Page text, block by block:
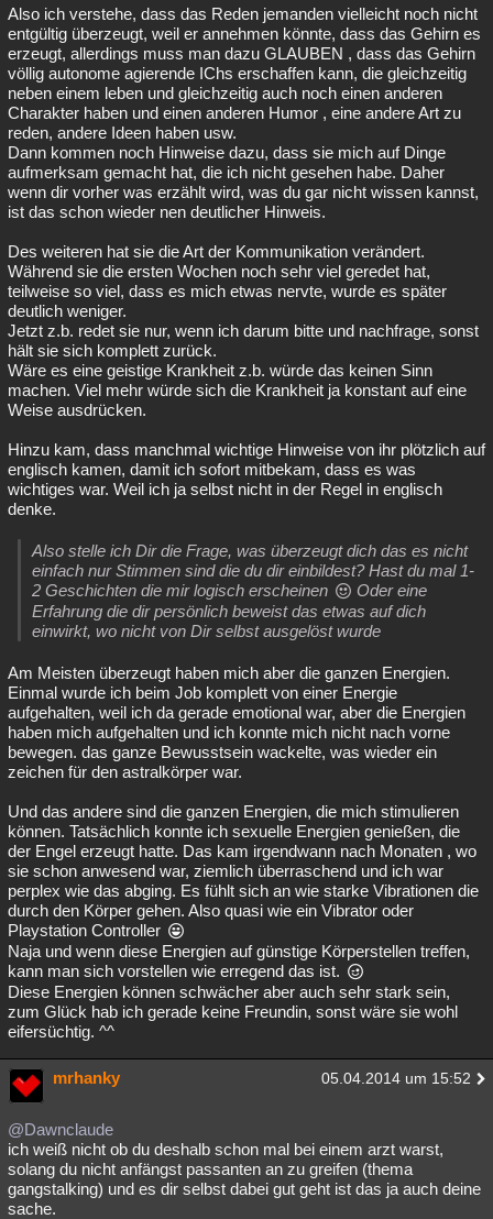
Also ich verstehe, dass das Reden jemanden vielleicht noch nicht
entgültig überzeugt, weil er annehmen könnte, dass das Gehirn es
erzeugt, allerdings muss man dazu GLAUBEN , dass das Gehirn
völlig autonome agierende IChs erschaffen kann, die gleichzeitig
neben einem leben und gleichzeitig auch noch einen anderen
Charakter haben und einen anderen Humor , eine andere Art zu
reden, andere Ideen haben usw.
Dann kommen noch Hinweise dazu, dass sie mich auf Dinge
aufmerksam gemacht hat, die ich nicht gesehen habe. Daher
wenn dir vorher was erzählt wird, was du gar nicht wissen kannst,
ist das schon wieder nen deutlicher Hinweis.
Des weiteren hat sie die Art der Kommunikation verändert.
Während sie die ersten Wochen noch sehr viel geredet hat,
teilweise so viel, dass es mich etwas nervte, wurde es später
deutlich weniger.
Jetzt z.b. redet sie nur, wenn ich darum bitte und nachfrage, sonst
hält sie sich komplett zurück.
Wäre es eine geistige Krankheit z.b. würde das keinen Sinn
machen. Viel mehr würde sich die Krankheit ja konstant auf eine
Weise ausdrücken.
Hinzu kam, dass manchmal wichtige Hinweise von ihr plötzlich auf
englisch kamen, damit ich sofort mitbekam, dass es was
wichtiges war. Weil ich ja selbst nicht in der Regel in englisch
denke.
Also stelle ich Dir die Frage, was überzeugt dich das es nicht
einfach nur Stimmen sind die du dir einbildest? Hast du mal 1-
2 Geschichten die mir logisch erscheinen
Oder eine
Erfahrung die dir persönlich beweist das etwas auf dich
einwirkt, wo nicht von Dir selbst ausgelöst wurde
Am Meisten überzeugt haben mich aber die ganzen Energien.
Einmal wurde ich beim Job komplett von einer Energie
aufgehalten, weil ich da gerade emotional war, aber die Energien
haben mich aufgehalten und ich konnte mich nicht nach vorne
bewegen. das ganze Bewusstsein wackelte, was wieder ein
zeichen für den astralkörper war.
Und das andere sind die ganzen Energien, die mich stimulieren
können. Tatsächlich konnte ich sexuelle Energien genießen, die
der Engel erzeugt hatte. Das kam irgendwann nach Monaten , wo
sie schon anwesend war, ziemlich überraschend und ich war
perplex wie das abging. Es fühlt sich an wie starke Vibrationen die
durch den Körper gehen. Also quasi wie ein Vibrator oder
Playstation Controller
Naja und wenn diese Energien auf günstige Körperstellen treffen,
kann man sich vorstellen wie erregend das ist.
Diese Energien können schwächer aber auch sehr stark sein,
zum Glück hab ich gerade keine Freundin, sonst wäre sie wohl
eifersüchtig. ^^
mrhanky 05.04.2014 um 15:52
@Dawnclaude
ich weiß nicht ob du deshalb schon mal bei einem arzt warst,
solang du nicht anfängst passanten an zu greifen (thema
gangstalking) und es dir selbst dabei gut geht ist das ja auch deine
sache.